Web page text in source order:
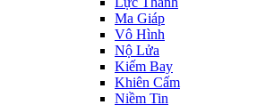
Ma Giáp
Vô Hình
Nộ Lửa
Kiếm Bay
Khiên Cấm
Niềm Tin